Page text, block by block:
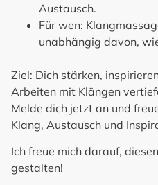
Austausch.
Für wen:
unabhängig davon,
Ziel: Dich stärken,
Arbeiten mit Klängen
Melde dich jetzt an und
Klang, Austausch und
Ich freue mich darauf,
gestalten!